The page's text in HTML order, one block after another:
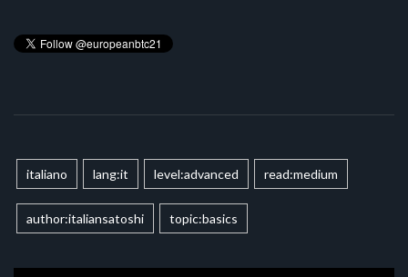
italiano lang:it level:advanced read:medium
author:italiansatoshi topic:basics